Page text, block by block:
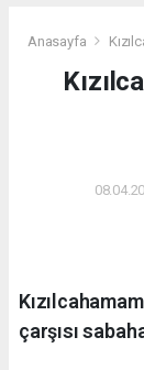
Anasayfa
çarşısı